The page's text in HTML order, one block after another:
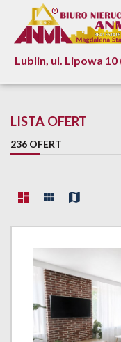
Lublin, ul. Lipowa 10
LISTA OFERT
236 OFERT